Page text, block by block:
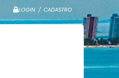
LOGIN / CADASTRO